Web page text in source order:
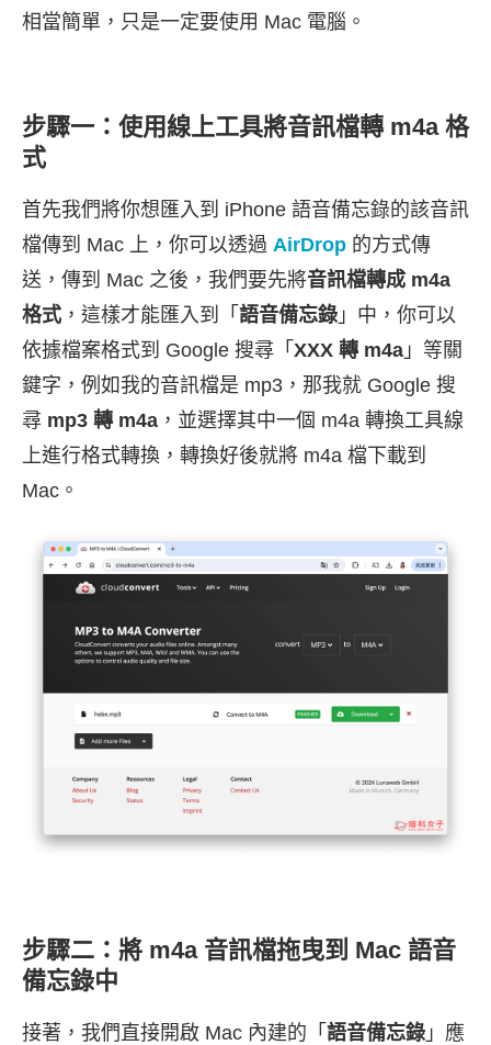
相當簡單，只是一定要使用 Mac 電腦。
步驟一：使用線上工具將音訊檔轉 m4a 格
式
首先我們將你想匯入到 iPhone 語音備忘錄的該音訊
檔傳到 Mac 上，你可以透過 AirDrop 的方式傳
送，傳到 Mac 之後，我們要先將音訊檔轉成 m4a
格式 ，這樣才能匯入到「 語音備忘錄 」中，你可以
依據檔案格式到 Google 搜尋「 XXX 轉 m4a 」等關
鍵字，例如我的音訊檔是 mp3，那我就 Google 搜
尋 mp3 轉 m4a ，並選擇其中一個 m4a 轉換工具線
上進行格式轉換，轉換好後就將 m4a 檔下載到
Mac。
步驟二：將 m4a 音訊檔拖曳到 Mac 語音
備忘錄中
接著，我們直接開啟 Mac 內建的「 語音備忘錄 」應